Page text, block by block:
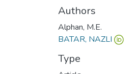
Authors
Alphan, M.E.
BATAR, NAZLI
Type